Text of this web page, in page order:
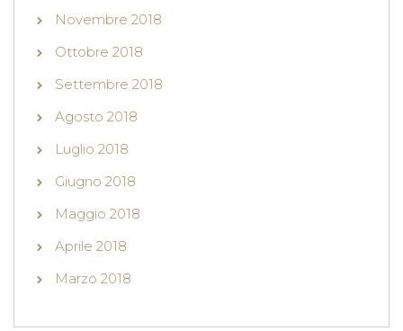
Novembre 2018
Ottobre 2018
Settembre 2018
Agosto 2018
Luglio 2018
Giugno 2018
Maggio 2018
Aprile 2018
Marzo 2018